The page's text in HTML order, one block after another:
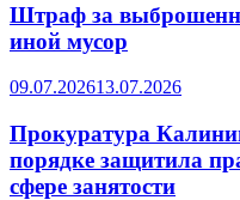
Штраф за
иной мусор
09.07.202613.07.2026
Прокуратура
порядке защитила
сфере занятости